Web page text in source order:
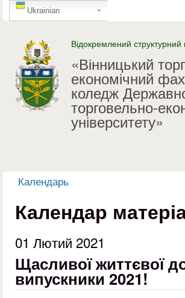
Перейти до основного
GTranslate
Ukrainian
Відокремлений структурний
«Вінницький
економічний
коледж
торговельно-
університету»
Ви є тут
Календарь
Календар
01 Лютий 2021
Щасливої життєвої
випускники 2021!